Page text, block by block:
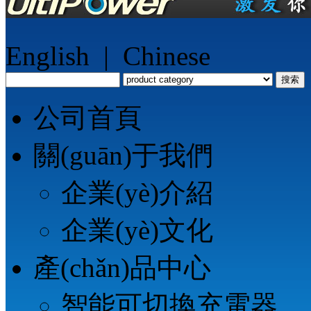
English | Chinese
搜索
公司首頁
關(guān)于我們
企業(yè)介紹
企業(yè)文化
產(chǎn)品中心